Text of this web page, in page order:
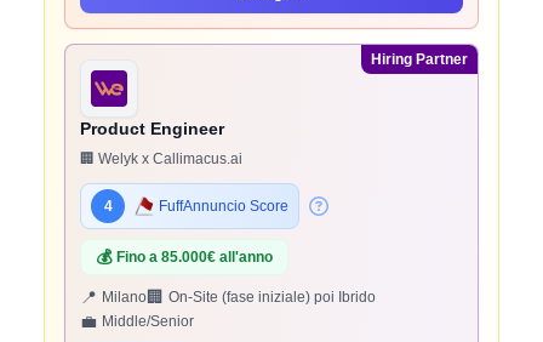
Hiring Partner
Product Engineer
🏢 Welyk x Callimacus.ai
4 FuffAnnuncio Score
💰 Fino a 85.000€ all'anno
📍 Milano🏢 On-Site (fase iniziale) poi Ibrido
💼 Middle/Senior